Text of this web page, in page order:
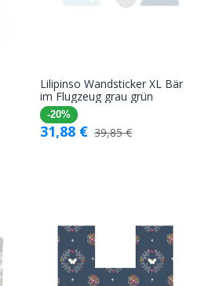
In den
Lilipinso Wandsticker XL Bär
im Flugzeug grau grün
-20%
31,88 € 39,85€